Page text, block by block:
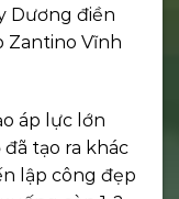
Dương điền
Zantino Vĩnh
áp lực lớn
tạo ra khác
lập công đẹp